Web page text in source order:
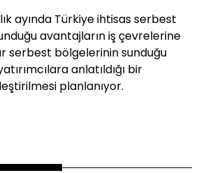
ayında Türkiye ihtisas serbest
avantajların iş çevrelerine
serbest bölgelerinin sunduğu
anlatıldığı bir
planlanıyor.